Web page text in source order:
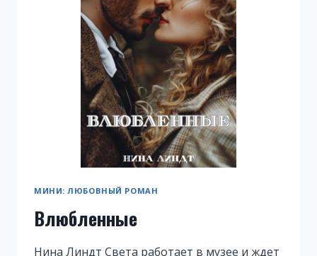
МИНИ: ЛЮБОВНЫЙ РОМАН
Влюбленные
Нина Линдт Света работает в музее и ждет